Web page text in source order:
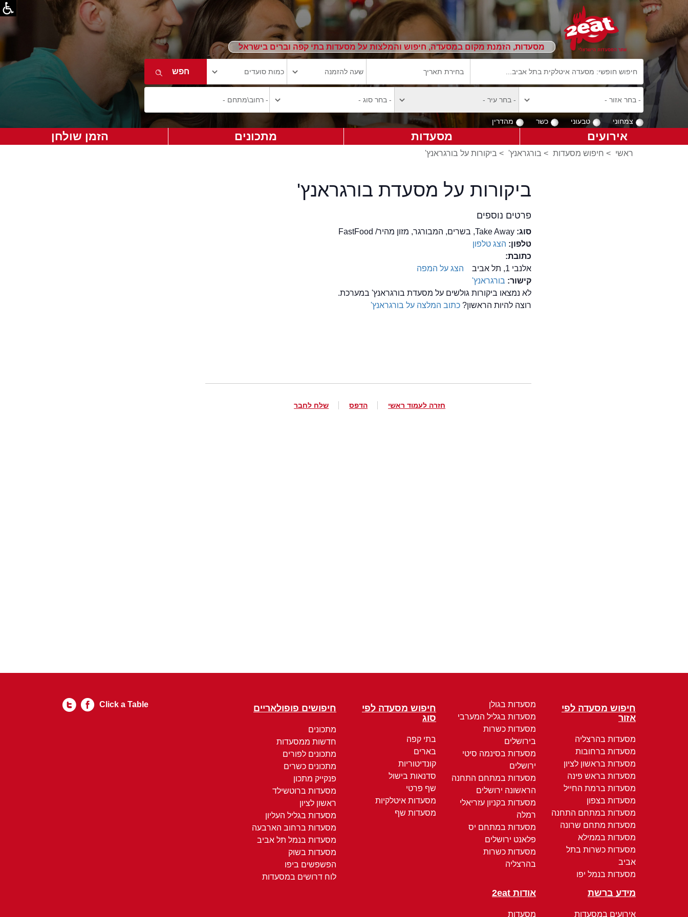
מסעדות, הזמנת מקום במסעדה, חיפוש והמלצות על מסעדות בתי קפה וברים בישראל
צמחוני טבעוני כשר מהדרין
אירועים מסעדות מתכונים הזמן שולחן
ראשי > חיפוש מסעדות > בורגראנץ' > ביקורות על בורגראנץ'
ביקורות על מסעדת בורגראנץ'
פרטים נוספים
סוג:Take Away, בשרים, המבורגר, מזון מהיר/ FastFood
טלפון: הצג טלפון
כתובת:
אלנבי 1, תל אביב
הצג על המפה
קישור: בורגראנץ'
לא נמצאו ביקורות גולשים על מסעדת בורגראנץ' במערכת.
רוצה להיות הראשון?כתוב המלצה על בורגראנץ'
חזרה לעמוד ראשי הדפס שלח לחבר
חיפוש מסעדה לפי
אזור
מסעדות בהרצליה
מסעדות ברחובות
מסעדות בראשון לציון
מסעדות בראש פינה
מסעדות ברמת החייל
מסעדות בצפון
מסעדות במתחם התחנה
מסעדות מתחם שרונה
מסעדות בממילא
מסעדות כשרות בתל
אביב
מסעדות בנמל יפו
מסעדות בגולן
מסעדות בגליל המערבי
מסעדות כשרות
בירושלים
מסעדות בסינמה סיטי
ירושלים
מסעדות במתחם התחנה
הראשונה ירושלים
מסעדות בקניון עזריאלי
רמלה
מסעדות במתחם יס
פלאנט ירושלים
מסעדות כשרות
בהרצליה
חיפוש מסעדה לפי
סוג
בתי קפה
בארים
קונדיטוריות
סדנאות בישול
שף פרטי
מסעדות איטלקיות
מסעדות שף
חיפושים פופולאריים
מתכונים
חדשות ממסעדות
מתכונים לפורים
מתכונים כשרים
פנקייק מתכון
מסעדות ברוטשילד
ראשון לציון
מסעדות בגליל העליון
מסעדות ברחוב הארבעה
מסעדות בנמל תל אביב
מסעדות בשוק
הפשפשים ביפו
לוח דרושים במסעדות
מידע ברשת
אירועים במסעדות
אודות 2eat
מסעדות
Click a Table